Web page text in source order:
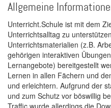
Allgemeine
Unterricht.Schule ist mit dem
Unterrichtsalltag zu
Unterrichtsmaterialien (z.B.
gehörigen interaktiven
Lernangebote) bereitgestellt
Lernen in allen Fächern und
und erleichtern. Aufgrund der
und zum Schutz vor böswillig
Traffic wurde allerdings die